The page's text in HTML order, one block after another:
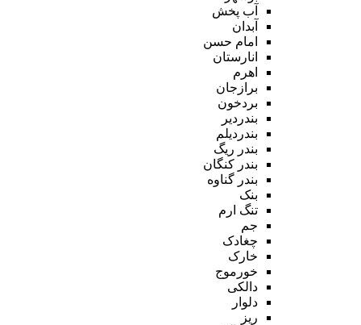
آب پخش
آبدان
امام حسن
انارستان
اهرم
برازجان
بردخون
بندردیر
بندردیلم
بندر ریگ
بندر کنگان
بندر گناوه
بنک
تنگ ارم
جم
چغادک
خارک
خورموج
دالکی
دلوار
ریز